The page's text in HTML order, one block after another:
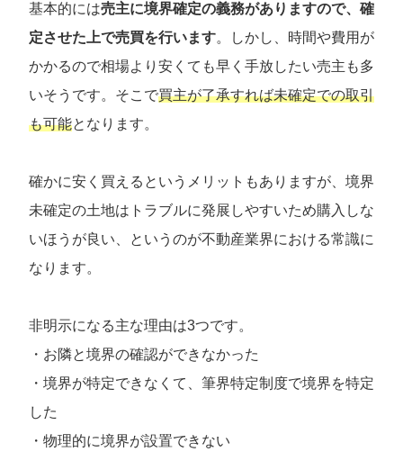
基本的には売主に境界確定の義務がありますので、確
定させた上で売買を行います。しかし、時間や費用が
かかるので相場より安くても早く手放したい売主も多
いそうです。そこで買主が了承すれば未確定での取引
も可能となります。
確かに安く買えるというメリットもありますが、境界
未確定の土地はトラブルに発展しやすいため購入しな
いほうが良い、というのが不動産業界における常識に
なります。
非明示になる主な理由は3つです。
・お隣と境界の確認ができなかった
・境界が特定できなくて、筆界特定制度で境界を特定
した
・物理的に境界が設置できない